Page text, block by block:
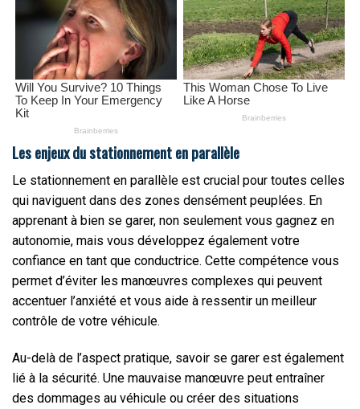
Les enjeux du stationnement en parallèle
Le stationnement en parallèle est crucial pour toutes celles
qui naviguent dans des zones densément peuplées. En
apprenant à bien se garer, non seulement vous gagnez en
autonomie, mais vous développez également votre
confiance en tant que conductrice. Cette compétence vous
permet d’éviter les manœuvres complexes qui peuvent
accentuer l’anxiété et vous aide à ressentir un meilleur
contrôle de votre véhicule.
Au-delà de l’aspect pratique, savoir se garer est également
lié à la sécurité. Une mauvaise manœuvre peut entraîner
des dommages au véhicule ou créer des situations